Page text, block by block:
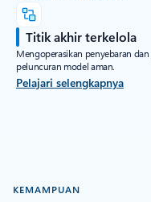
Titik akhir terkelola
Mengoperasikan penyebaran
peluncuran model aman.
Pelajari selengkapnya
KEMAMPUAN